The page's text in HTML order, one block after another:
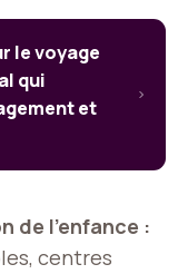
le voyage
qui
et
de l’enfance :
centres